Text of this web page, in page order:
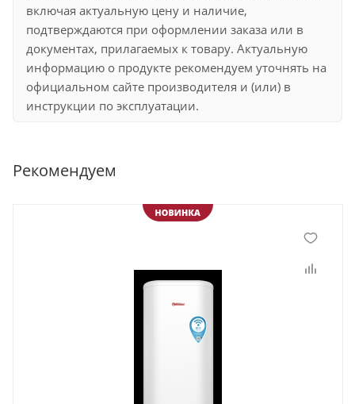
включая актуальную цену и наличие,
подтверждаются при оформлении заказа или в
документах, прилагаемых к товару. Актуальную
информацию о продукте рекомендуем уточнять на
официальном сайте производителя и (или) в
инструкции по эксплуатации.
Рекомендуем